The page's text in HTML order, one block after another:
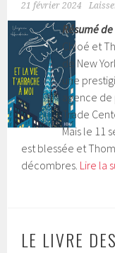
21 février 2024
Résumé
Chloé et
de New
une
agence
Trade
Mais le 11
est blessée et
décombres. Lire la
LE LIVRE